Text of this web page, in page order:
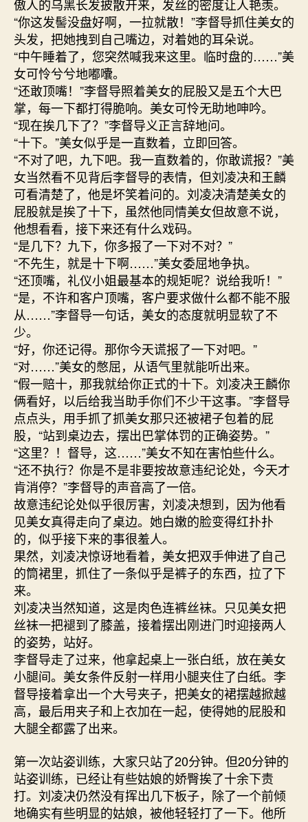
傲人的乌黑长发披散开来，发丝的密度让人艳羡。
“你这发髻没盘好啊，一拉就散！”李督导抓住美女的
头发，把她拽到自己嘴边，对着她的耳朵说。
“中午睡着了，您突然喊我来这里。临时盘的……”美
女可怜兮兮地嘟囔。
“还敢顶嘴！”李督导照着美女的屁股又是五个大巴
掌，每一下都打得脆响。美女可怜无助地呻吟。
“现在挨几下了？”李督导义正言辞地问。
“十下。”美女似乎是一直数着，立即回答。
“不对了吧，九下吧。我一直数着的，你敢谎报？”美
女当然看不见背后李督导的表情，但刘凌决和王麟
可看清楚了，他是坏笑着问的。刘凌决清楚美女的
屁股就是挨了十下，虽然他同情美女但故意不说，
他想看看，接下来还有什么戏码。
“是几下？九下，你多报了一下对不对？”
“不先生，就是十下啊……”美女委屈地争执。
“还顶嘴，礼仪小姐最基本的规矩呢？说给我听！”
“是，不许和客户顶嘴，客户要求做什么都不能不服
从……”李督导一句话，美女的态度就明显软了不
少。
“好，你还记得。那你今天谎报了一下对吧。”
“对……”美女的憋屈，从语气里就能听出来。
“假一赔十，那我就给你正式的十下。刘凌决王麟你
俩看好，以后给我当助手你们不少干这事。”李督导
点点头，用手抓了抓美女那只还被裙子包着的屁
股，“站到桌边去，摆出巴掌体罚的正确姿势。”
“这里？！督导，这……”美女不知在害怕些什么。
“还不执行？你是不是非要按故意违纪论处，今天才
肯消停？”李督导的声音高了一倍。
故意违纪论处似乎很厉害，刘凌决想到，因为他看
见美女真得走向了桌边。她白嫩的脸变得红扑扑
的，似乎接下来的事很羞人。
果然，刘凌决惊讶地看着，美女把双手伸进了自己
的筒裙里，抓住了一条似乎是裤子的东西，拉了下
来。
刘凌决当然知道，这是肉色连裤丝袜。只见美女把
丝袜一把褪到了膝盖，接着摆出刚进门时迎接两人
的姿势，站好。
李督导走了过来，他拿起桌上一张白纸，放在美女
小腿间。美女条件反射一样用小腿夹住了白纸。李
督导接着拿出一个大号夹子，把美女的裙摆越掀越
高，最后用夹子和上衣加在一起，使得她的屁股和
大腿全都露了出来。
第一次站姿训练，大家只站了20分钟。但20分钟的
站姿训练，已经让有些姑娘的娇臀挨了十余下责
打。刘凌决仍然没有挥出几下板子，除了一个前倾
地确实有些明显的姑娘，被他轻轻打了一下。他所